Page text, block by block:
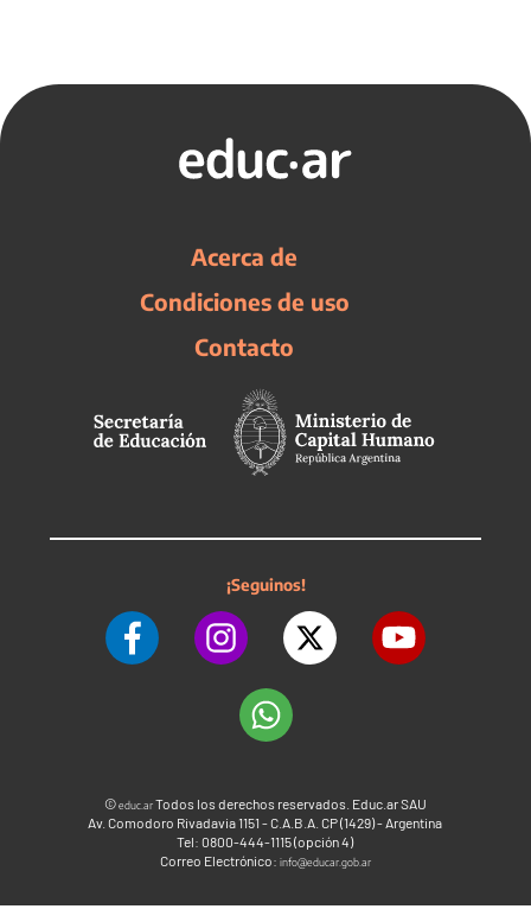
Acerca de
Condiciones de uso
Contacto
¡Seguinos!
©educ.arTodos los derechos reservados. Educ.ar SAU
Av. Comodoro Rivadavia 1151 - C.A.B.A. CP (1429) - Argentina
Tel: 0800-444-1115 (opción 4)
Correo Electrónico: info@educar.gob.ar